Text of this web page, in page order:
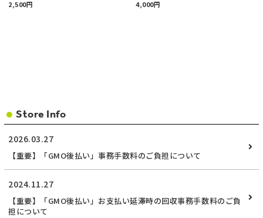
2,500円 4,000円
Store Info
2026.03.27
【重要】「GMO後払い」事務手数料のご負担について
2024.11.27
【重要】「GMO後払い」お支払い延滞時の回収事務手数料のご負
担について